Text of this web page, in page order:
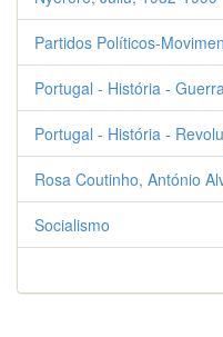
Partidos Políticos-
Portugal - História -
Portugal - História -
Rosa Coutinho, António
Socialismo